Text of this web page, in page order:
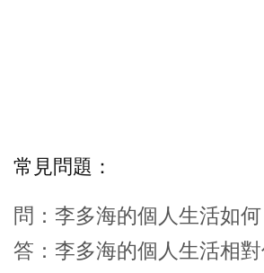
常見問題：
問：李多海的個人生活如何
答：李多海的個人生活相